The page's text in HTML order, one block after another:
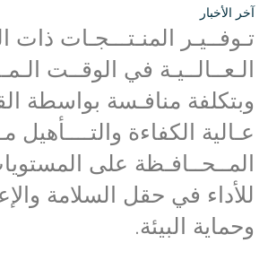
آخر الأخبار
تـوفــيـر المنـتـــجـات ذات
الـعــالــيـة في الوقــت
وبتكلفة منافـسة بواسطة
عـالية الكفاءة والتــــأهيل
المــحــافـظة على
للأداء في حقل السلامة
وحماية البيئة.